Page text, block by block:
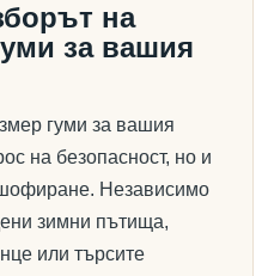
на
за вашия
гуми за вашия
на безопасност, но и
Независимо
зимни пътища,
или търсите